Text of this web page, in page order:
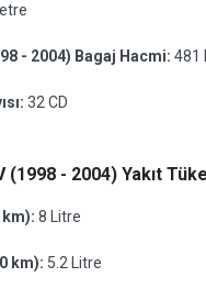
- 2004) Bagaj Hacmi: 481
32 CD
(1998 - 2004) Yakıt
8 Litre
km): 5.2 Litre